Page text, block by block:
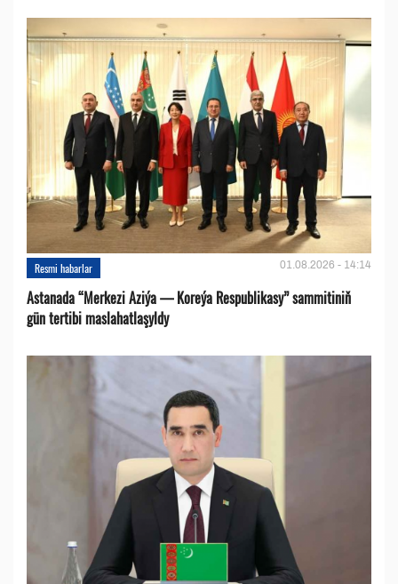
Resmi habarlar 01.08.2026 - 14:14
Astanada “Merkezi Aziýa — Koreýa Respublikasy” sammitiniň
gün tertibi maslahatlaşyldy